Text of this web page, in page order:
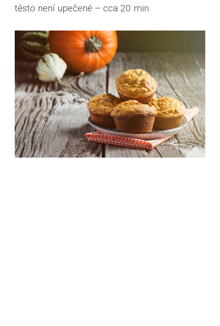
těsto není upečené – cca 20 min.